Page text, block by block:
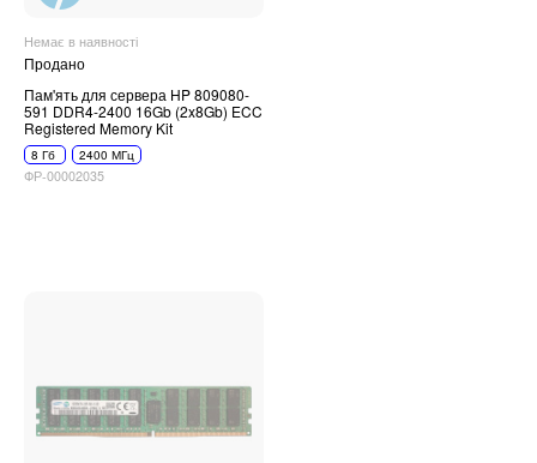
Немає в наявності
Продано
Пам'ять для сервера HP 809080-
591 DDR4-2400 16Gb (2x8Gb) ECC
Registered Memory Kit
8 Гб 2400 МГц
ФР-00002035